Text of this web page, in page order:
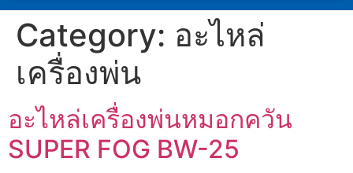
Category: อะไหล่
เครื่องพ่น
อะไหล่เครื่องพ่นหมอกควัน
SUPER FOG BW-25